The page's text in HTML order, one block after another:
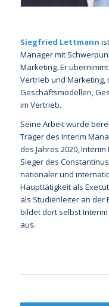
Siegfried Lettmann
Manager mit
Marketing. Er
Vertrieb und Marketing,
Geschäftsmodellen,
im Vertrieb.
Seine Arbeit wurde
Träger des Interim
des Jahres 2020,
Sieger des
nationaler und
Haupttätigkeit als
als Studienleiter an der
bildet dort selbst
aus.